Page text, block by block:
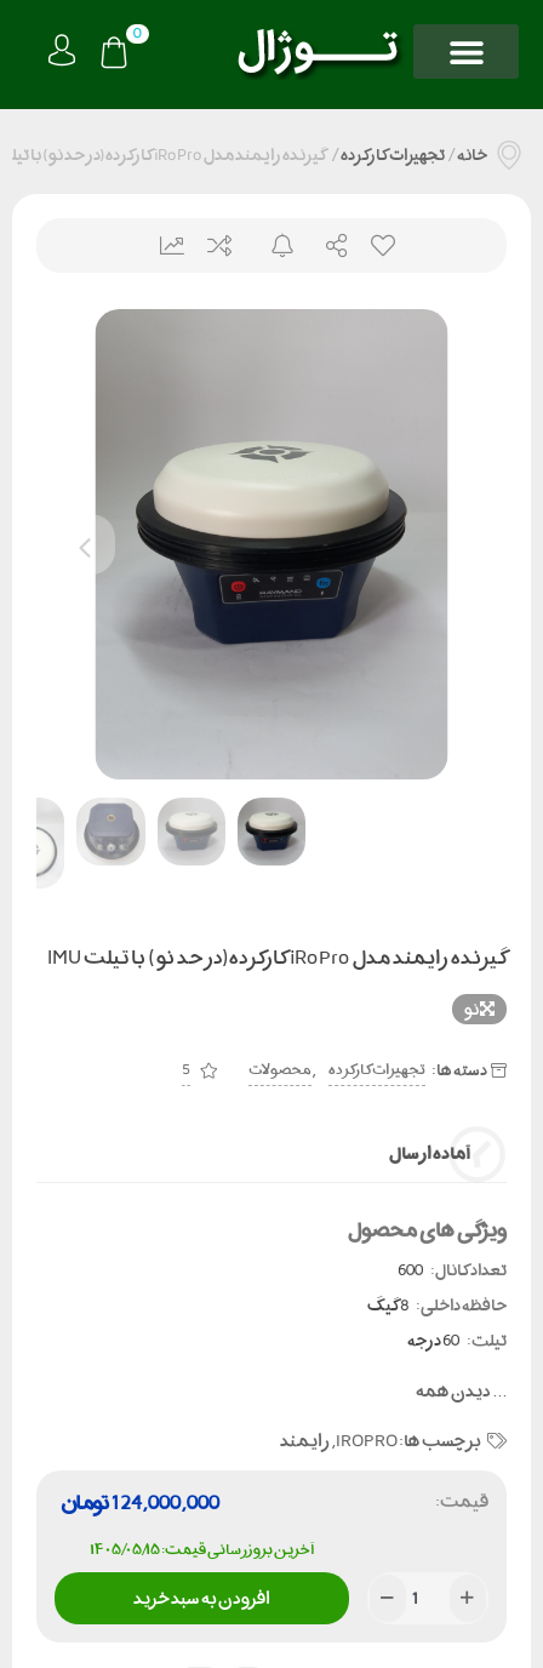
0
خانه/تجهیزات کارکرده/ گیرنده رایمند مدل iRoPro کارکرده(در حد نو) با تیلت IMU
گیرنده رایمند مدل iRoPro کارکرده(در حد نو) با تیلت IMU
نو
دسته ها: تجهیزات کارکرده ,محصولات 5
آماده ارسال
ویژگی های محصول
تعداد کانال:
حافظه داخلی:
تیلت:
...دیدن همه
برچسب ها:IROPRO
,رایمند
قیمت:
تومان124,000,000
آخرین بروزرسانی قیمت: ۱۴۰۵/۰۵/۱۵
افزودن به سبد خرید